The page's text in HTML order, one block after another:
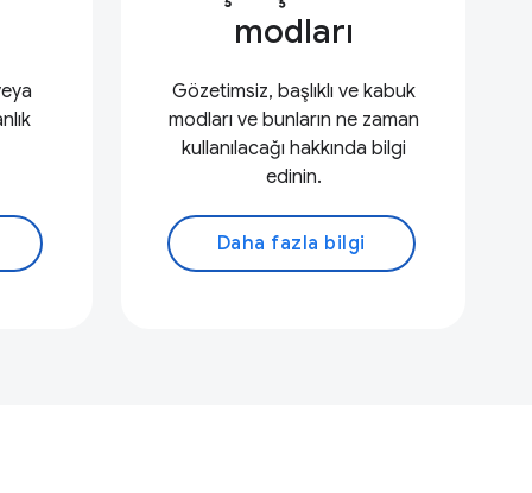
modları
Gözetimsiz, başlıklı ve kabuk
modları ve bunların ne zaman
kullanılacağı hakkında bilgi
edinin.
Daha fazla bilgi